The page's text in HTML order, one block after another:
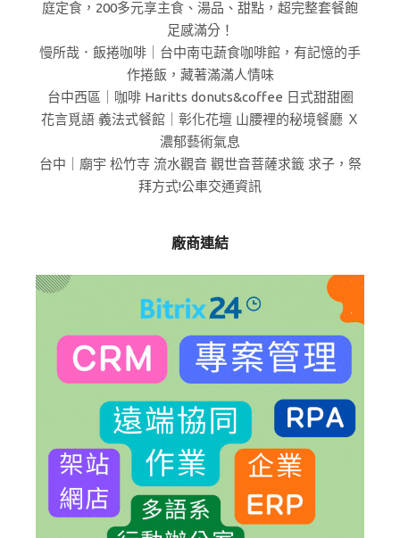
庭定食，200多元享主食、湯品、甜點，超完整套餐飽
足感滿分！
慢所哉．飯捲咖啡｜台中南屯蔬食咖啡館，有記憶的手
作捲飯，藏著滿滿人情味
台中西區｜咖啡 Haritts donuts&coffee 日式甜甜圈
花言覓語 義法式餐館｜彰化花壇 山腰裡的秘境餐廳 Ｘ
濃郁藝術氣息
台中｜廟宇 松竹寺 流水觀音 觀世音菩薩求籤 求子，祭
拜方式!公車交通資訊
廠商連結